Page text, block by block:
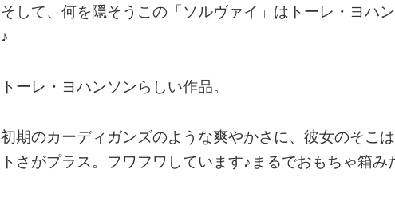
そして、何を隠そうこの「ソルヴァイ」はトーレ・ヨハン
♪
トーレ・ヨハンソンらしい作品。
初期のカーディガンズのような爽やかさに、彼女のそこ
トさがプラス。フワフワしています♪まるでおもちゃ箱み